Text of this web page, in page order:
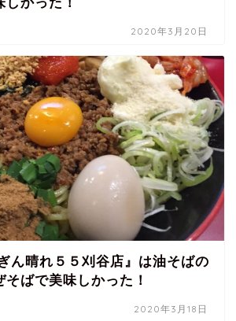
2020年3月20日
ん晴れ５５刈谷店』は油そばの
そばで美味しかった！
2020年3月18日